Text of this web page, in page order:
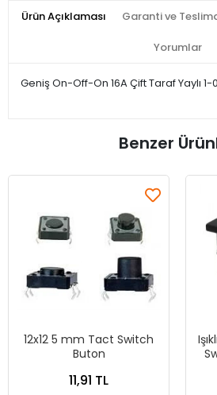
Ürün Açıklaması Garanti ve
Yorumlar
Geniş On-Off-On 16A Çift Taraf Yaylı
Benzer
12x12 5 mm Tact Switch
Buton
11,91 TL